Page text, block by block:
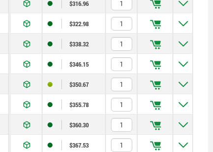
$316.96
$322.98
$338.32
$346.15
$350.67
$355.78
$360.30
$367.53